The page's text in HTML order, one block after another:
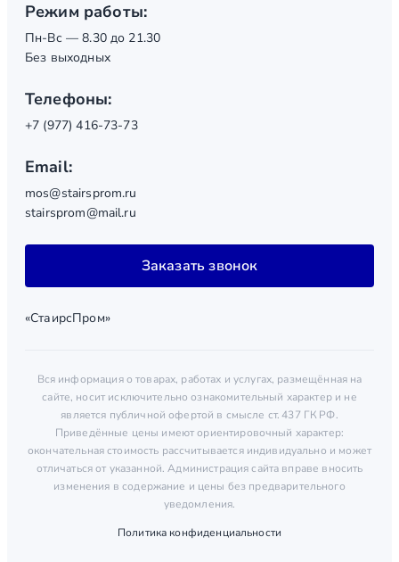
Режим работы:
Пн-Вс — 8.30 до 21.30
Без выходных
Телефоны:
+7 (977) 416-73-73
Email:
mos@stairsprom.ru
stairsprom@mail.ru
Заказать звонок
«СтаирсПром»
Вся информация о товарах, работах и услугах, размещённая на
сайте, носит исключительно ознакомительный характер и не
является публичной офертой в смысле ст. 437 ГК РФ.
Приведённые цены имеют ориентировочный характер:
окончательная стоимость рассчитывается индивидуально и может
отличаться от указанной. Администрация сайта вправе вносить
изменения в содержание и цены без предварительного
уведомления.
Политика конфиденциальности